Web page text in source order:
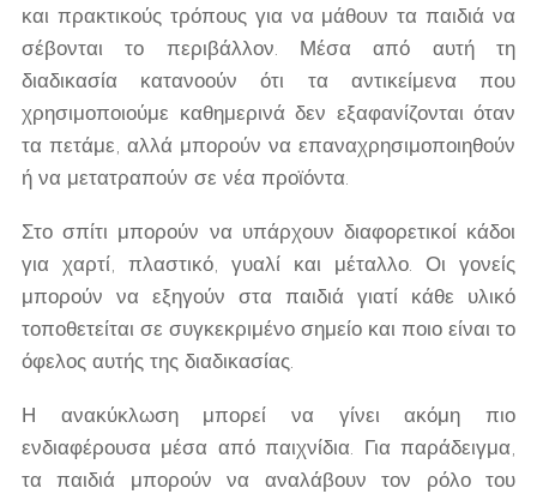
και πρακτικούς τρόπους για να μάθουν τα παιδιά να
σέβονται το περιβάλλον. Μέσα από αυτή τη
διαδικασία κατανοούν ότι τα αντικείμενα που
χρησιμοποιούμε καθημερινά δεν εξαφανίζονται όταν
τα πετάμε, αλλά μπορούν να επαναχρησιμοποιηθούν
ή να μετατραπούν σε νέα προϊόντα.
Στο σπίτι μπορούν να υπάρχουν διαφορετικοί κάδοι
για χαρτί, πλαστικό, γυαλί και μέταλλο. Οι γονείς
μπορούν να εξηγούν στα παιδιά γιατί κάθε υλικό
τοποθετείται σε συγκεκριμένο σημείο και ποιο είναι το
όφελος αυτής της διαδικασίας.
Η ανακύκλωση μπορεί να γίνει ακόμη πιο
ενδιαφέρουσα μέσα από παιχνίδια. Για παράδειγμα,
τα παιδιά μπορούν να αναλάβουν τον ρόλο του